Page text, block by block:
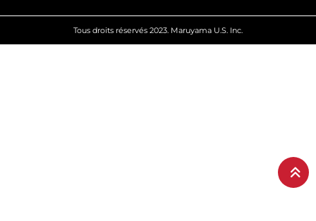
Tous droits réservés 2023. Maruyama U.S. Inc.